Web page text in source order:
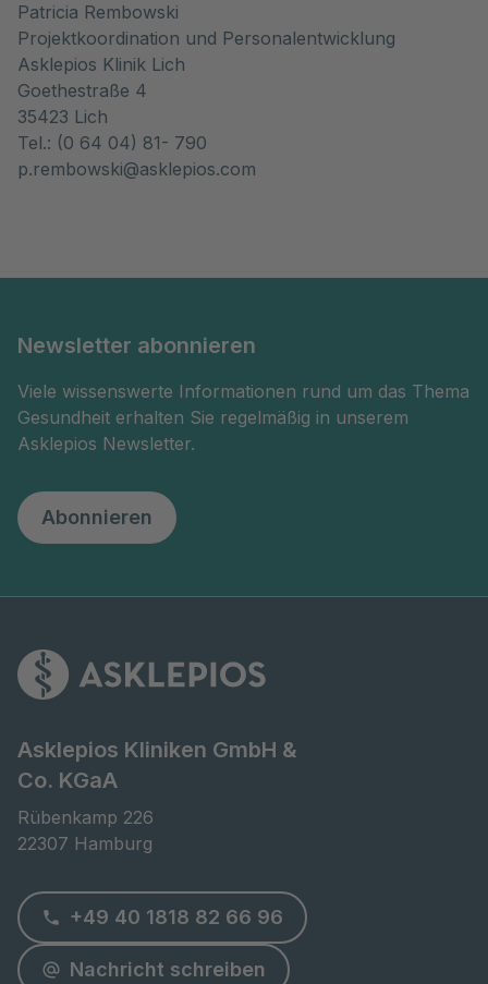
Patricia Rembowski
Projektkoordination und Personalentwicklung
Asklepios Klinik Lich
Goethestraße 4
35423 Lich
Tel.: (0 64 04) 81- 790
p.rembowski@asklepios.com
Newsletter abonnieren
Viele wissenswerte Informationen rund um das Thema
Gesundheit erhalten Sie regelmäßig in unserem
Asklepios Newsletter.
Abonnieren
Asklepios Kliniken GmbH &
Co. KGaA
Rübenkamp 226
22307 Hamburg
+49 40 1818 82 66 96
Nachricht schreiben